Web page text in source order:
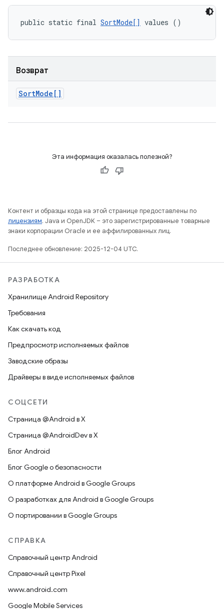
public static final SortMode[] values ()
Возврат
SortMode[]
Эта информация оказалась полезной?
Контент и образцы кода на этой странице предоставлены по
лицензиям. Java и OpenJDK – это зарегистрированные товарные
знаки корпорации Oracle и ее аффилированных лиц.
Последнее обновление: 2025-12-04 UTC.
РАЗРАБОТКА
Хранилище Android Repository
Требования
Как скачать код
Предпросмотр исполняемых файлов
Заводские образы
Драйверы в виде исполняемых файлов
СОЦСЕТИ
Страница @Android в X
Страница @AndroidDev в X
Блог Android
Блог Google о безопасности
О платформе Android в Google Groups
О разработках для Android в Google Groups
О портировании в Google Groups
СПРАВКА
Справочный центр Android
Справочный центр Pixel
www.android.com
Google Mobile Services